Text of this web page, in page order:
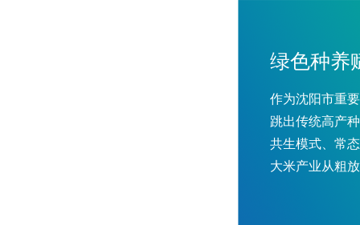
绿色种养
作为沈阳市重
跳出传统高产
共生模式、常
大米产业从粗